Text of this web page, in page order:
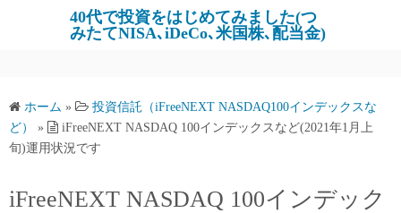
ツ
へ
ス
ッ
40代で投資をはじめてみました(つ
みたてNISA､iDeCo､米国株､配当金)
ホーム »
投資信託（iFreeNEXT NASDAQ100インデックスな
ど）
»
iFreeNEXT NASDAQ 100インデックスなど(2021年1月上
旬)運用状況です
iFreeNEXT NASDAQ 100インデック